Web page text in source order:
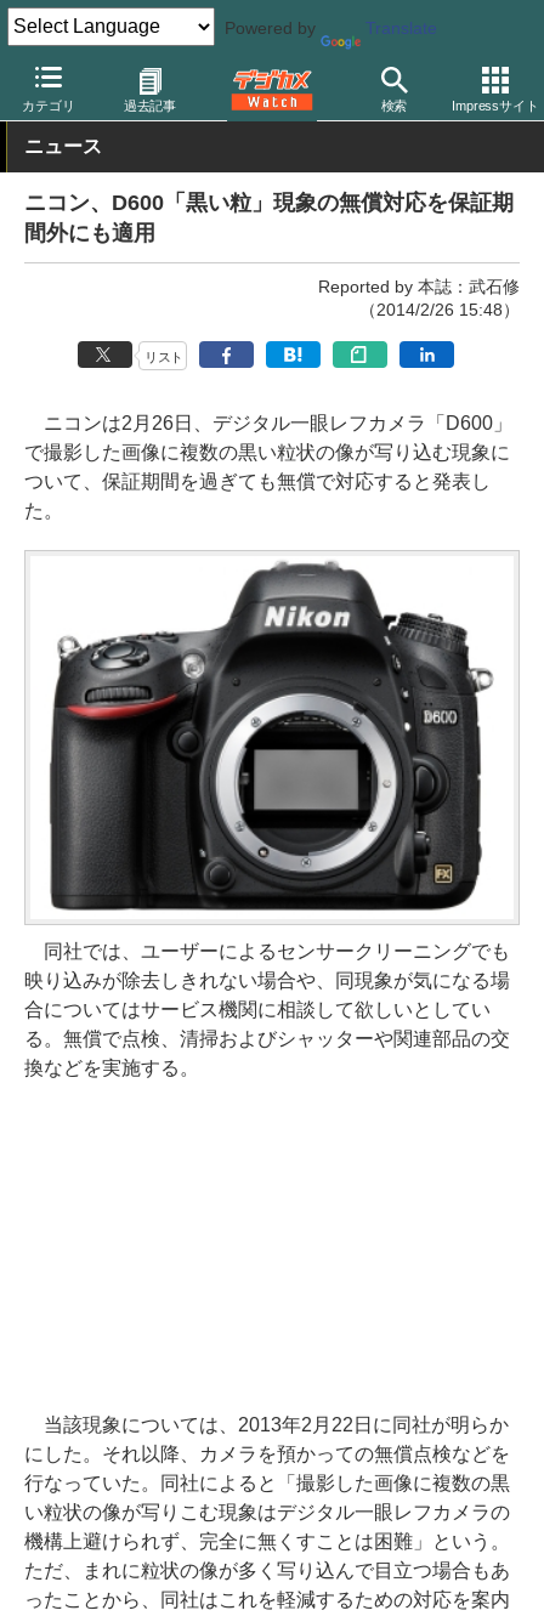
Powered by Translate
カテゴリ 過去記事 検索 Impressサイト
デジカメ Watch カメラ 一眼レフカメラ ニコン
ニュース
ニコン、D600「黒い粒」現象の無償対応を保証期
間外にも適用
Reported by 本誌：武石修
（2014/2/26 15:48）
リスト
ニコンは2月26日、デジタル一眼レフカメラ「D600」
で撮影した画像に複数の黒い粒状の像が写り込む現象に
ついて、保証期間を過ぎても無償で対応すると発表し
た。
同社では、ユーザーによるセンサークリーニングでも
映り込みが除去しきれない場合や、同現象が気になる場
合についてはサービス機関に相談して欲しいとしてい
る。無償で点検、清掃およびシャッターや関連部品の交
換などを実施する。
当該現象については、2013年2月22日に同社が明らか
にした。それ以降、カメラを預かっての無償点検などを
行なっていた。同社によると「撮影した画像に複数の黒
い粒状の像が写りこむ現象はデジタル一眼レフカメラの
機構上避けられず、完全に無くすことは困難」という。
ただ、まれに粒状の像が多く写り込んで目立つ場合もあ
ったことから、同社はこれを軽減するための対応を案内